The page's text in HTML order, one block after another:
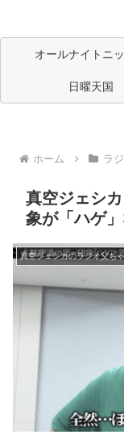
オールナイトニ
日曜天国
ホーム ラ
真空ジェシ
象が「ハゲ
真空ジェシカのラジオ父ち